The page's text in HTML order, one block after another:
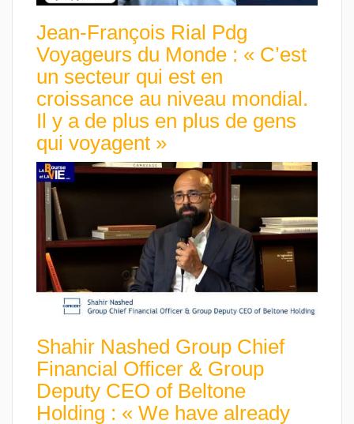
Jean-François Rial Pdg
Voyageurs du Monde : « C’est
un secteur qui est en
croissance au niveau mondial.
Il y a de plus en plus de gens
qui voyagent »
Shahir Nashed Group Chief
Financial Officer & Group
Deputy CEO of Beltone
Holding : « We have already